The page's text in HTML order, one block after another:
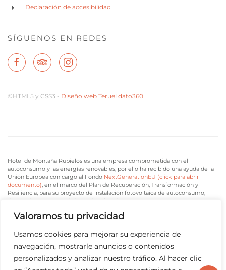
Valoramos tu privacidad
Usamos cookies para mejorar su experiencia de
navegación, mostrarle anuncios o contenidos
personalizados y analizar nuestro tráfico. Al hacer clic
Declaración de accesibilidad
SÍGUENOS EN REDES
©HTML5 y CSS3 - Diseño web Teruel dato360
Hotel de Montaña Rubielos es una empresa comprometida con el
autoconsumo y las energías renovables, por ello ha recibido una ayuda de la
Unión Europea con cargo al Fondo NextGenerationEU (click para abrir
documento) , en el marco del Plan de Recuperación, Transformación y
Resiliencia, para su proyecto de instalación fotovoltaica de autoconsumo,
dentro del programa de incentivos ligados al autoconsumo y
implantación de sistemas térmicos renovables en el sector residencial, del
por la Comunidad Autónoma de Aragón, a través del Gobierno de Aragón.
instalaciones a través de la generación solar renovable eléctrica evitando la
generación de gases de efecto invernadero y el consumo de recursos